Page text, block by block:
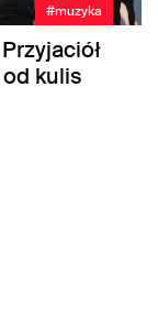
#muzyka
kulis